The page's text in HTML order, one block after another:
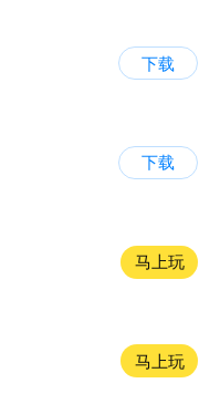
下载
下载
马上玩
马上玩